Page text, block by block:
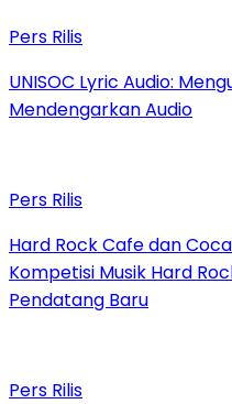
Pers Rilis
UNISOC Lyric Audio:
Mendengarkan Audio
Pers Rilis
Hard Rock Cafe dan
Kompetisi Musik Hard
Pendatang Baru
Pers Rilis